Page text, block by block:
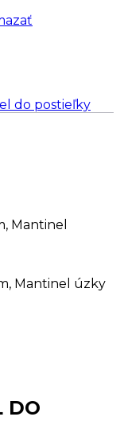
do postieľky
Mantinel
Mantinel úzky
DO